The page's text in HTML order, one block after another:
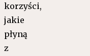
korzyści,
jakie
płyną
z